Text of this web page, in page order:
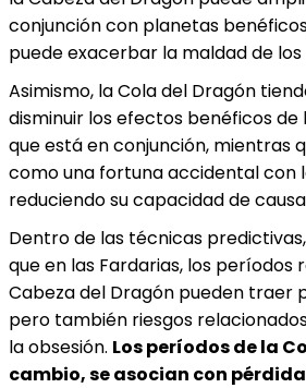
conjunción con planetas
puede exacerbar la maldad de
Asimismo, la Cola del Dragón
disminuir los efectos benéficos
que está en conjunción, mientras
como una fortuna accidental con
reduciendo su capacidad de
Dentro de las técnicas
que en las Fardarias, los períodos
Cabeza del Dragón pueden traer
pero también riesgos
la obsesión. Los períodos de la
cambio, se asocian con